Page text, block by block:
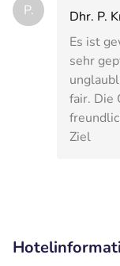
P.
Dhr. P.
Es ist
sehr
fair. Die
Ziel